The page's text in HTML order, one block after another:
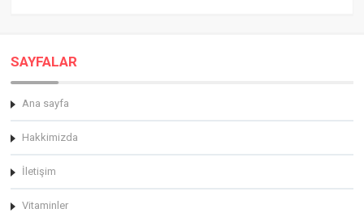
SAYFALAR
Ana sayfa
Hakkimizda
İletişim
Vitaminler